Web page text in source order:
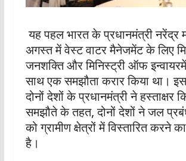
यह पहल भारत के प्रधानमंत्री नरेंद्र
अगस्त में वेस्ट वाटर मैनेजमेंट के लिए
जनशक्ति और मिनिस्ट्री ऑफ
साथ एक समझौता करार किया था।
दोनों देशों के प्रधानमंत्री ने हस्ताक्षर
समझौते के तहत, दोनों देशों ने जल
को ग्रामीण क्षेत्रों में विस्तारित करने
है।